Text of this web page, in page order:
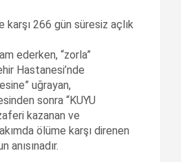
karşı 266 gün süresiz açlık
ederken, “zorla”
Hastanesi’nde
uğrayan,
sonra “KUYU
kazanan ve
ölüme karşı direnen
anısınadır.